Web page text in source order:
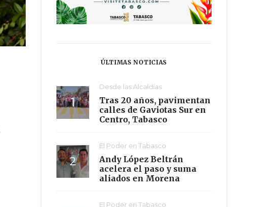
ÚLTIMAS NOTICIAS
Desde las Alcaldías
Tras 20 años, pavimentan
calles de Gaviotas Sur en
Centro, Tabasco
El Poder en Tabasco
Andy López Beltrán
acelera el paso y suma
aliados en Morena
El Poder en Tabasco